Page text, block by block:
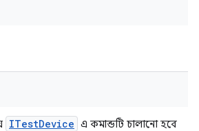
ITestDevice এ কমান্ডটি চালানো হবে